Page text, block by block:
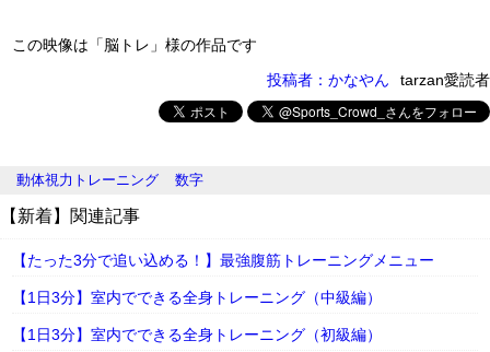
この映像は「脳トレ」様の作品です
投稿者：かなやん
tarzan愛読者
動体視力トレーニング 数字
【新着】関連記事
【たった3分で追い込める！】最強腹筋トレーニングメニュー
【1日3分】室内でできる全身トレーニング（中級編）
【1日3分】室内でできる全身トレーニング（初級編）